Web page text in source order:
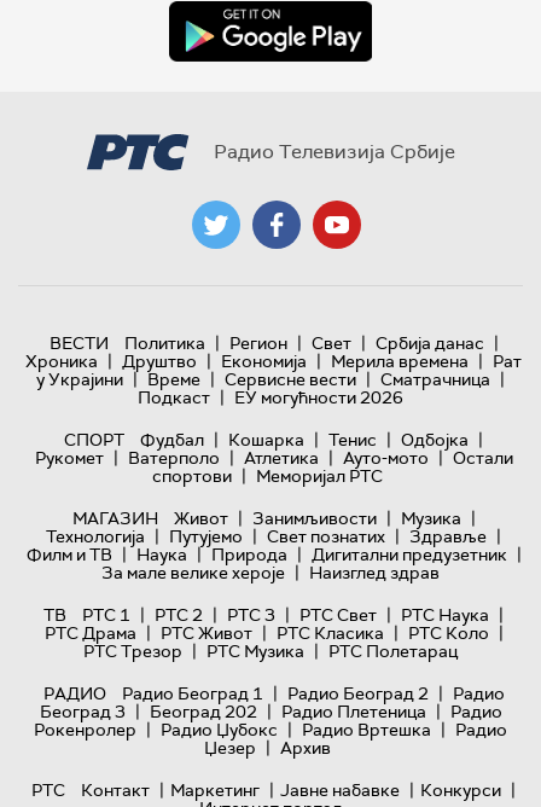
Радио Телевизија Србије
ВЕСТИ Политика | Регион | Свет | Србија данас |
Хроника | Друштво | Економија | Мерила времена | Рат
у Украјини | Време | Сервисне вести | Сматрачница |
Подкаст | ЕУ могућности 2026
СПОРТ
Фудбал | Кошарка | Тенис | Одбојка |
Рукомет | Ватерполо | Атлетика | Ауто-мото | Остали
спортови | Меморијал РТС
МАГАЗИН
Живот | Занимљивости | Музика |
Технологијa | Путујемо | Свет познатих | Здравље |
Филм и ТВ | Наука | Природа | Дигитални предузетник |
За мале велике хероје | Наизглед здрав
ТВ
РТС 1 | РТС 2 | РТС 3 | РТС Свет | РТС Наука |
РТС Драма | РТС Живот | РТС Класика | РТС Коло |
РТС Трезор | РТС Музика | РТС Полетарац
РАДИО
Радио Београд 1 | Радио Београд 2 | Радио
Београд 3 | Београд 202 | Радио Плетеница | Радио
Рокенролер | Радио Џубокс | Радио Вртешка | Радио
Џезер | Архив
РТС
Контакт | Маркетинг | Јавне набавке | Конкурси |